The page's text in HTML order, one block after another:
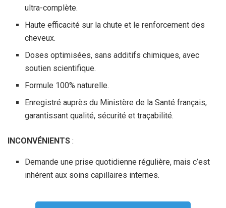
ultra-complète.
Haute efficacité sur la chute et le renforcement des
cheveux.
Doses optimisées, sans additifs chimiques, avec
soutien scientifique.
Formule 100% naturelle.
Enregistré auprès du Ministère de la Santé français,
garantissant qualité, sécurité et traçabilité.
INCONVÉNIENTS :
Demande une prise quotidienne régulière, mais c’est
inhérent aux soins capillaires internes.